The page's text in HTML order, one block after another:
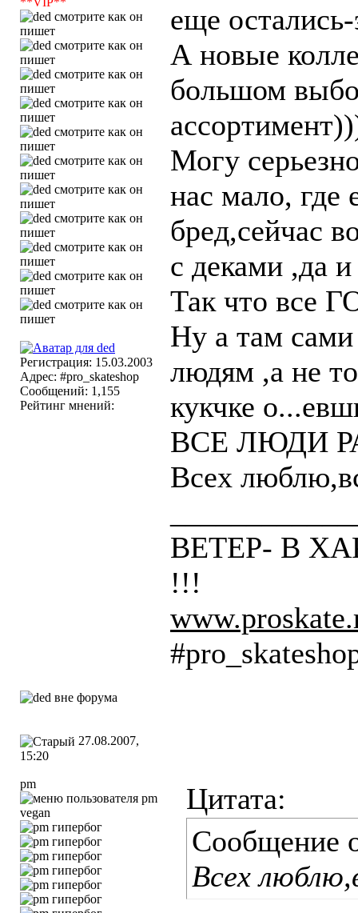
Регистрация: 15.03.2003
Адрес: #pro_skateshop
Сообщений: 1,155
Рейтинг мнений:
еще
А новые
большом
Могу
нас мало, где
бред,сейчас
с деками ,да
Так что все
Ну а там
людям ,а не
кукчке
ВСЕ ЛЮДИ
Всех
ВЕТЕР- В
!!!
27.08.2007,
15:20
pm
vegan
Цитата:
Сообщение
Всех